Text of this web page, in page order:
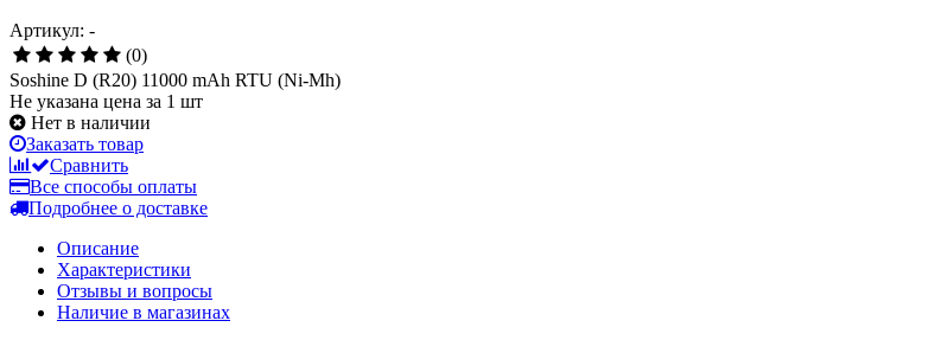
Артикул: -
(0)
Soshine D (R20) 11000 mAh RTU (Ni-Mh)
Не указана цена за 1 шт
Нет в наличии
Заказать товар
Сравнить
Все способы оплаты
Подробнее о доставке
Описание
Характеристики
Отзывы и вопросы
Наличие в магазинах